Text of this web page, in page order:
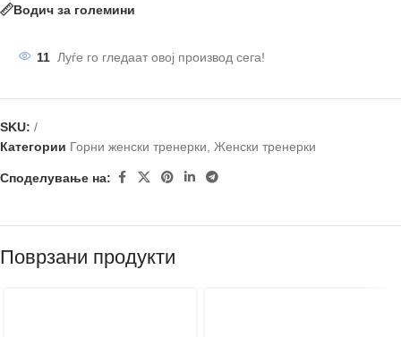
Водич за големини
11 Луѓе го гледаат овој производ сега!
SKU: /
Категории Горни женски тренерки, Женски тренерки
Споделување на:
Поврзани продукти